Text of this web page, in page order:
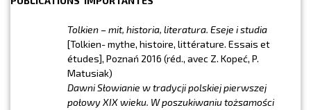
Tolkien – mit, historia, literatura. Eseje i studia
[Tolkien- mythe, histoire, littérature. Essais et
études], Poznań 2016 (réd., avec Z. Kopeć, P.
Matusiak)
Dawni Słowianie w tradycji polskiej pierwszej
połowy XIX wieku. W poszukiwaniu tożsamości